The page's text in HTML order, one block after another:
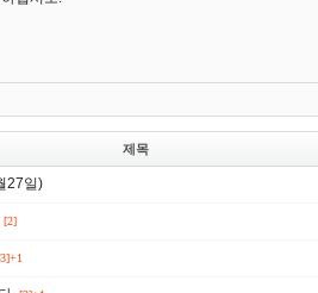
제목
27일)
[2]